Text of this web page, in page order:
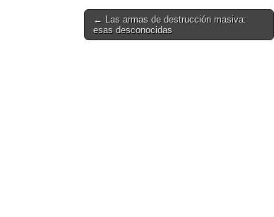
Daesh en Siria.
Post
navigation
← Las armas de destrucción masiva:
esas desconocidas